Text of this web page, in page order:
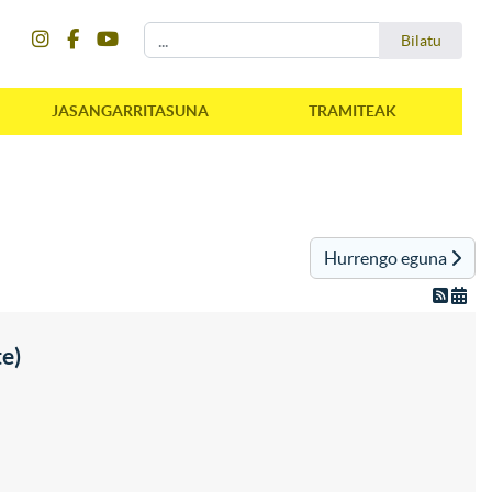
Bilatu
JASANGARRITASUNA TRAMITEAK
Hurrengo eguna